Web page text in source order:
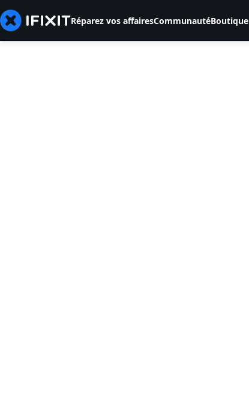
Réparez vos affairesCommunautéBoutique